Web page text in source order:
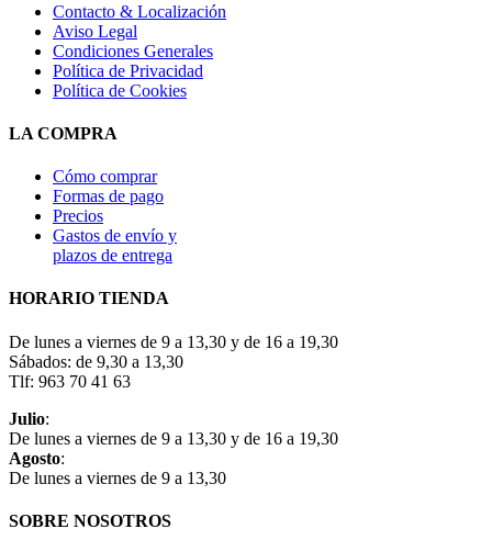
Contacto & Localización
Aviso Legal
Condiciones Generales
Política de Privacidad
Política de Cookies
LA COMPRA
Cómo comprar
Formas de pago
Precios
Gastos de envío y
plazos de entrega
HORARIO TIENDA
De lunes a viernes de 9 a 13,30 y de 16 a 19,30
Sábados: de 9,30 a 13,30
Tlf: 963 70 41 63
Julio:
De lunes a viernes de 9 a 13,30 y de 16 a 19,30
Agosto:
De lunes a viernes de 9 a 13,30
SOBRE NOSOTROS